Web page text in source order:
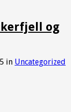
og
in Uncategorized